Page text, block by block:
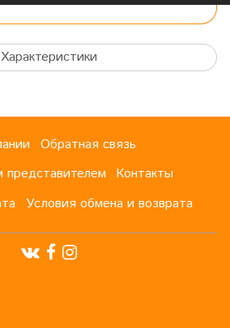
Характеристики
Обратная связь
Контакты
Условия обмена и возврата